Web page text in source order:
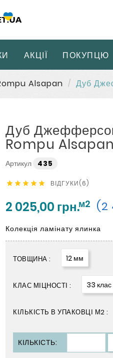
АКЦІЇ ПОКУПЦЮ
Alsapan Дуб
Дуб
Rompu Alsapan
Артикул 435
     ВІДГУКИ(6)
2 025,00 грн.м2 (2
Колекція ламінату ялинка
ТОВЩИНА : 12 мм
КЛАС МІЦНОСТІ : 33 клас
КІЛЬКІСТЬ В УПАКОВЦІ М2 :
КІЛЬКІСТЬ: